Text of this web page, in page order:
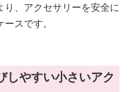
、アクセサリーを安全に
スです。
しやすい小さいアク